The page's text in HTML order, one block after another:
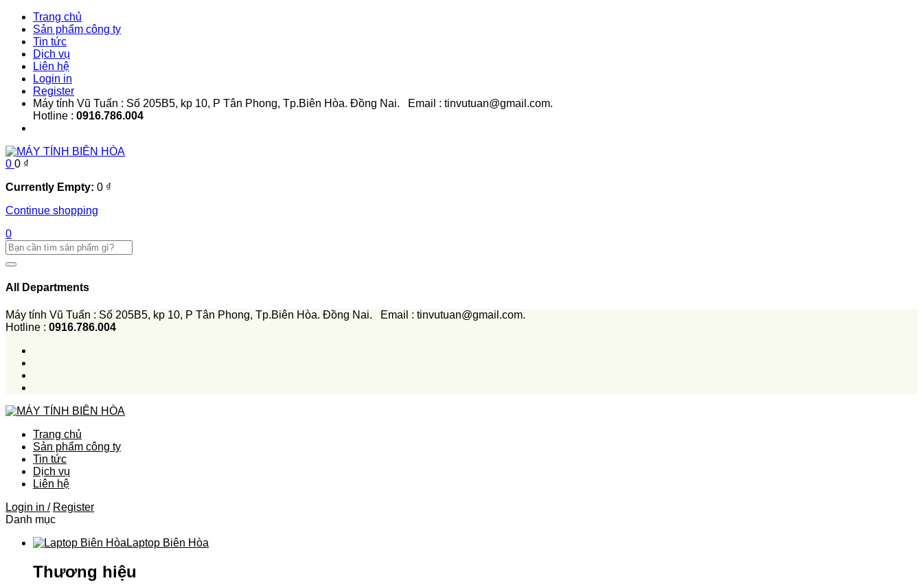
Trang chủ
Sản phẩm công ty
Tin tức
Dịch vụ
Liên hệ
Login in
Register
Máy tính Vũ Tuấn : Số 205B5, kp 10, P Tân Phong, Tp.Biên Hòa. Đồng Nai. Email : tinvutuan@gmail.com.
Hotline : 0916.786.004
0 0 ₫
Currently Empty: 0 ₫
Continue shopping
0
All Departments
Máy tính Vũ Tuấn : Số 205B5, kp 10, P Tân Phong, Tp.Biên Hòa. Đồng Nai. Email : tinvutuan@gmail.com.
Hotline : 0916.786.004
Trang chủ
Sản phẩm công ty
Tin tức
Dịch vụ
Liên hệ
Login in / Register
Danh mục
Laptop Biên Hòa
Thương hiệu